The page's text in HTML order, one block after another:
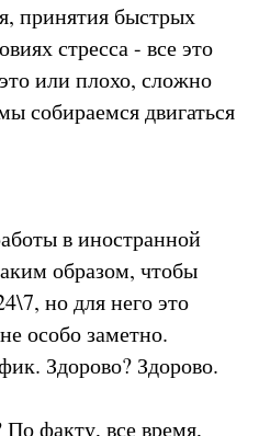
принятия быстрых
стресса - все это
или плохо, сложно
собираемся двигаться
в иностранной
образом, чтобы
но для него это
особо заметно.
Здорово? Здорово.
факту, все время,